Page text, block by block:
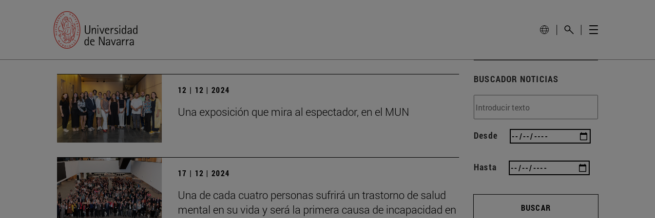
12 | 12 | 2024
Una exposición que mira al espectador, en el MUN
17 | 12 | 2024
Una de cada cuatro personas sufrirá un trastorno de salud
mental en su vida y será la primera causa de incapacidad en
BUSCADOR NOTICIAS
Desde
Hasta
BUSCAR